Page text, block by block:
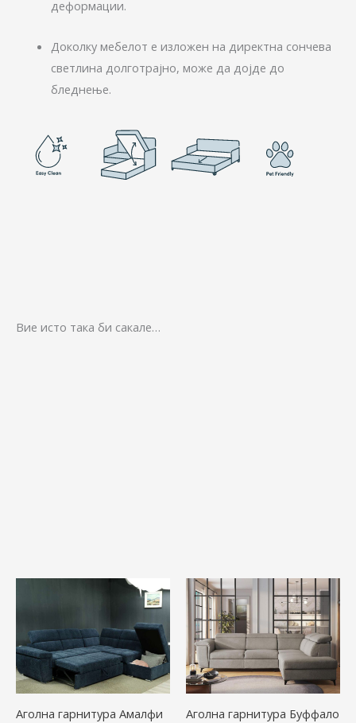
деформации.
Доколку мебелот е изложен на директна сончева
светлина долготрајно, може да дојде до
бледнење.
Вие исто така би сакале…
Аголна гарнитура Амалфи Аголна гарнитура Буффало